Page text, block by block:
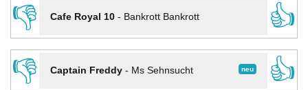
👎
Cafe Royal 10- Bankrott Bankrott
👍
👎
neu
Captain Freddy- Ms Sehnsucht
👍